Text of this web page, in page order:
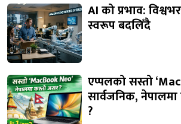
AI को प्रभाव:
स्वरूप बदलिँदै
एप्पलको सस्तो
सार्वजनिक, नेपालमा
?